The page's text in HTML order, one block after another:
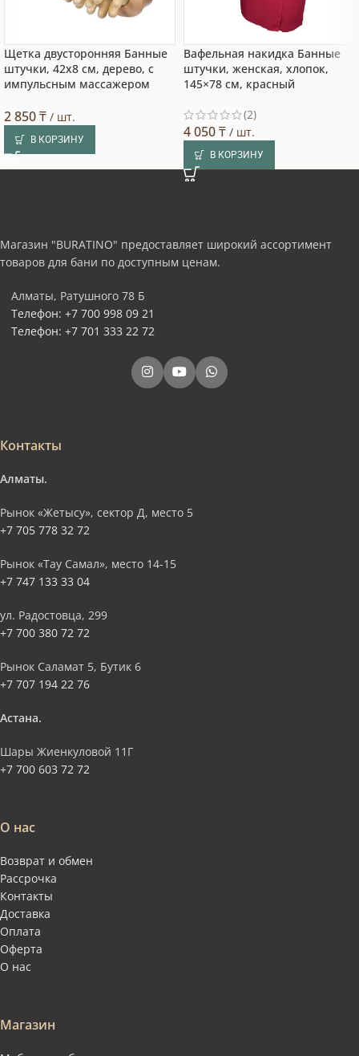
Щетка двусторонняя Банные
штучки, 42х8 см, дерево, с
импульсным массажером
2 850₸ / шт.
В КОРЗИНУ
Вафельная накидка Банные
штучки, женская, хлопок,
145×78 см, красный
(2)
4 050₸ / шт.
В КОРЗИНУ
Магазин "BURATINO" предоставляет широкий ассортимент
товаров для бани по доступным ценам.
Алматы, Ратушного 78 Б
Телефон: +7 700 998 09 21
Телефон: +7 701 333 22 72
Контакты
Алматы.
Рынок «Жетысу», сектор Д, место 5
+7 705 778 32 72
Рынок «Тау Самал», место 14-15
+7 747 133 33 04
ул. Радостовца, 299
+7 700 380 72 72
Рынок Саламат 5, Бутик 6
+7 707 194 22 76
Астана.
Шары Жиенкуловой 11Г
+7 700 603 72 72
О нас
Возврат и обмен
Рассрочка
Контакты
Доставка
Оплата
Оферта
О нас
Магазин